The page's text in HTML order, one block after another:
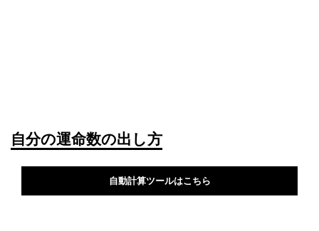
自分の運命数の出し方
自動計算ツールはこちら